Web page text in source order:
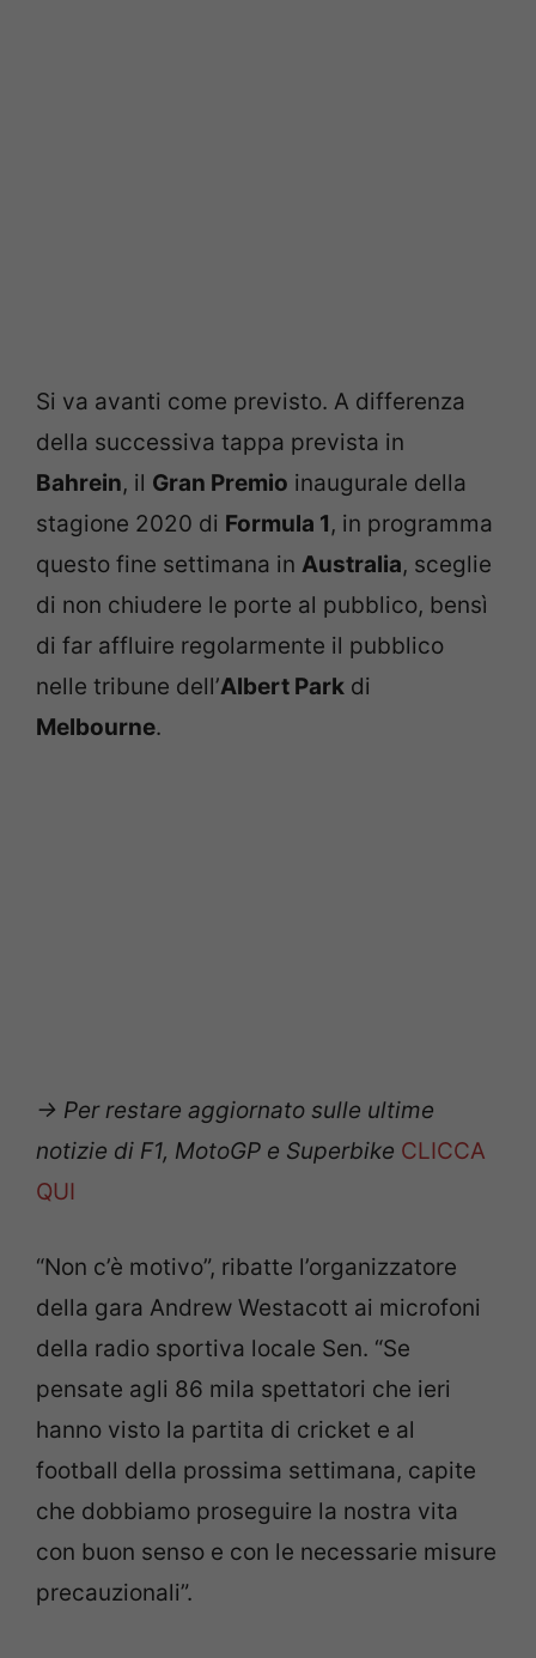
Si va avanti come previsto. A differenza
della successiva tappa prevista in
Bahrein, il Gran Premio inaugurale della
stagione 2020 di Formula 1, in programma
questo fine settimana in Australia, sceglie
di non chiudere le porte al pubblico, bensì
di far affluire regolarmente il pubblico
nelle tribune dell’Albert Park di
Melbourne.
-> Per restare aggiornato sulle ultime
notizie di F1, MotoGP e Superbike CLICCA
QUI
“Non c’è motivo”, ribatte l’organizzatore
della gara Andrew Westacott ai microfoni
della radio sportiva locale Sen. “Se
pensate agli 86 mila spettatori che ieri
hanno visto la partita di cricket e al
football della prossima settimana, capite
che dobbiamo proseguire la nostra vita
con buon senso e con le necessarie misure
precauzionali”.